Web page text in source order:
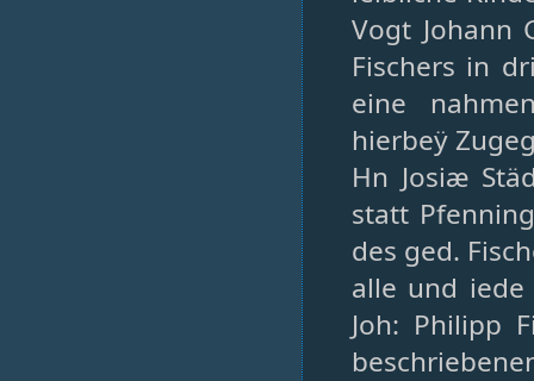
Vogt Johann
Fischers in
eine
hierbeÿ
Hn Josiæ
statt
des ged.
alle und iede
Joh: Philipp